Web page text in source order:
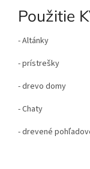
Použitie
- Altánky
- prístrešky
- drevo domy
- Chaty
- drevené